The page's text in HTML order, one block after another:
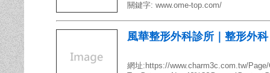
關鍵字: www.ome-top.com/
風華整形外科診所｜整形外
網址:https://www.charm3c.com.tw/